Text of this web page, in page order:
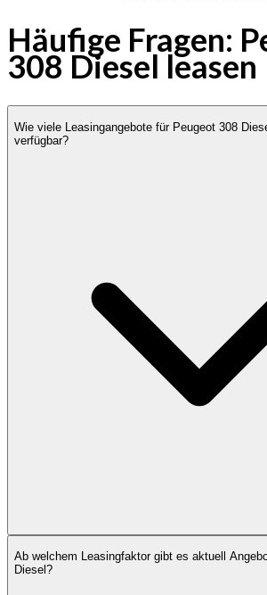
Häufige Fragen:
308 Diesel leasen
Wie viele Leasingangebote für Peugeot 308
verfügbar?
Ab welchem Leasingfaktor gibt es aktuell
Diesel?